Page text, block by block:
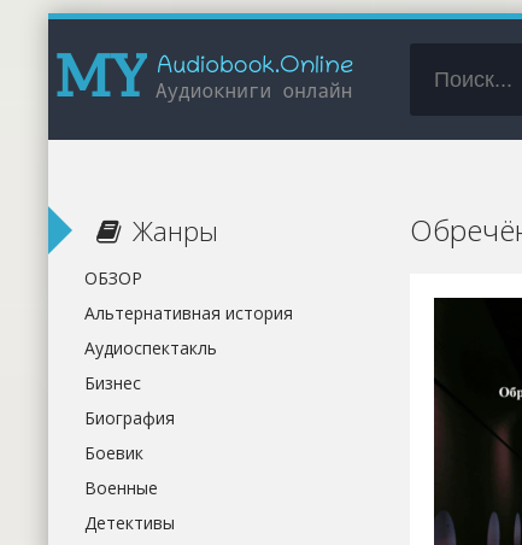
Жанры
ОБЗОР
Альтернативная история
Аудиоспектакль
Бизнес
Биография
Боевик
Военные
Детективы